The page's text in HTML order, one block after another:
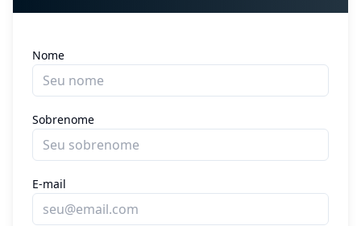
Nome
Sobrenome
E-mail